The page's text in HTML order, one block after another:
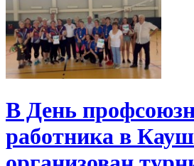
В День
работника в